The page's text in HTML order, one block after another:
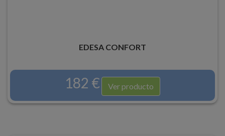
EDESA CONFORT
182 € Ver producto